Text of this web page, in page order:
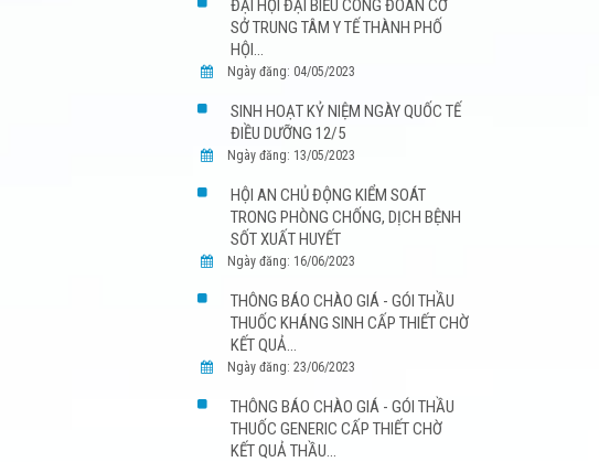
ĐẠI HỘI ĐẠI BIỂU CÔNG ĐOÀN CƠ
SỞ TRUNG TÂM Y TẾ THÀNH PHỐ
HỘI...
Ngày đăng: 04/05/2023
SINH HOẠT KỶ NIỆM NGÀY QUỐC TẾ
ĐIỀU DƯỠNG 12/5
Ngày đăng: 13/05/2023
HỘI AN CHỦ ĐỘNG KIỂM SOÁT
TRONG PHÒNG CHỐNG, DỊCH BỆNH
SỐT XUẤT HUYẾT
Ngày đăng: 16/06/2023
THÔNG BÁO CHÀO GIÁ - GÓI THẦU
THUỐC KHÁNG SINH CẤP THIẾT CHỜ
KẾT QUẢ...
Ngày đăng: 23/06/2023
THÔNG BÁO CHÀO GIÁ - GÓI THẦU
THUỐC GENERIC CẤP THIẾT CHỜ
KẾT QUẢ THẦU...